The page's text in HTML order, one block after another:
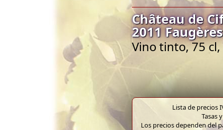
Château de
2011
Vino tinto, 75
Lista de precios
Tasas
Los precios dependen del